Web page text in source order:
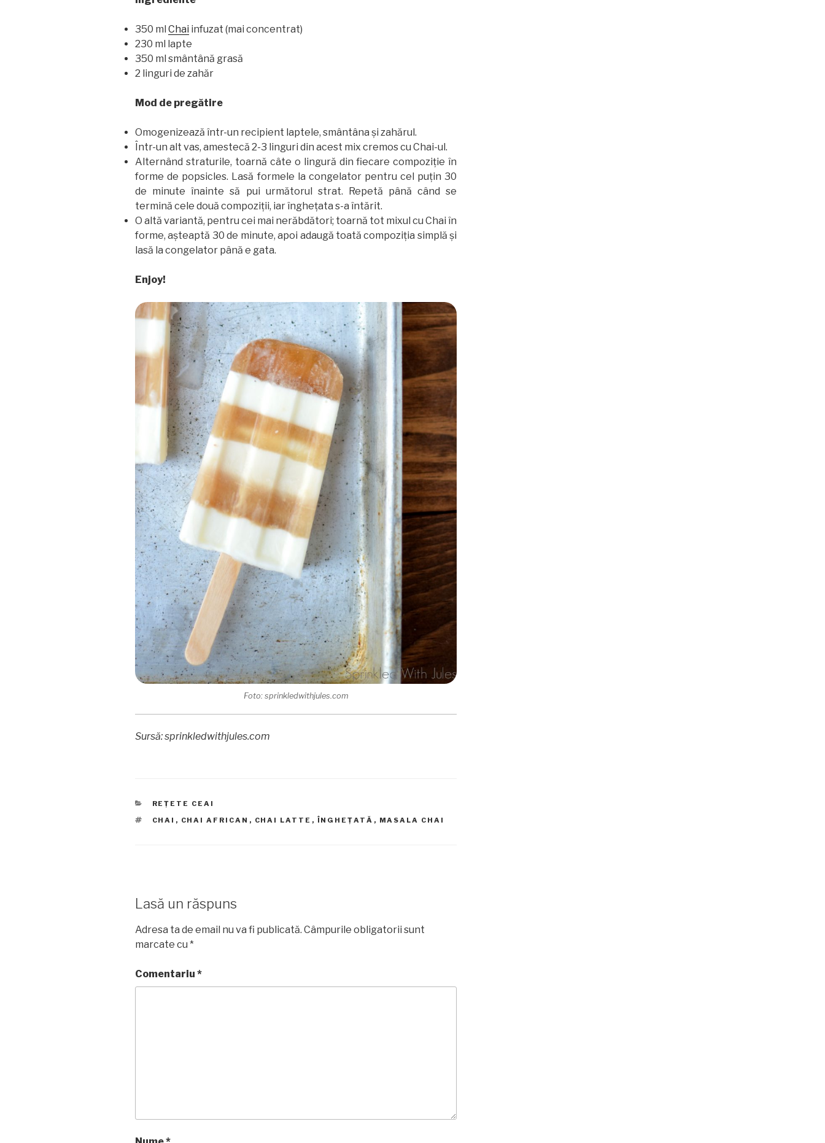
350 ml Chai infuzat (mai concentrat)
230 ml lapte
350 ml smântână grasă
2 linguri de zahăr
Mod de pregătire
Omogenizează într-un recipient laptele, smântâna și zahărul.
Într-un alt vas, amestecă 2-3 linguri din acest mix cremos cu Chai-ul.
Alternând straturile, toarnă câte o lingură din fiecare compoziție în
forme de popsicles. Lasă formele la congelator pentru cel puțin 30
de minute înainte să pui următorul strat. Repetă până când se
termină cele două compoziții, iar înghețata s-a întărit.
O altă variantă, pentru cei mai nerăbdători; toarnă tot mixul cu Chai în
forme, așteaptă 30 de minute, apoi adaugă toată compoziția simplă și
lasă la congelator până e gata.
Enjoy!
Foto: sprinkledwithjules.com
Sursă: sprinkledwithjules.com
CATEGORII
REȚETE CEAI
ETICHETE
CHAI , CHAI AFRICAN , CHAI LATTE , ÎNGHEȚATĂ , MASALA CHAI
Lasă un răspuns
Adresa ta de email nu va fi publicată. Câmpurile obligatorii sunt
marcate cu *
Comentariu *